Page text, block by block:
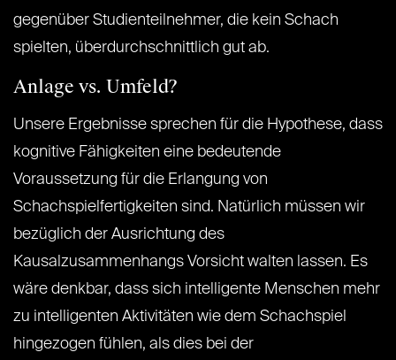
gegenüber Studienteilnehmer, die kein Schach
spielten, überdurchschnittlich gut ab.
Anlage vs. Umfeld?
Unsere Ergebnisse sprechen für die Hypothese, dass
kognitive Fähigkeiten eine bedeutende
Voraussetzung für die Erlangung von
Schachspielfertigkeiten sind. Natürlich müssen wir
bezüglich der Ausrichtung des
Kausalzusammenhangs Vorsicht walten lassen. Es
wäre denkbar, dass sich intelligente Menschen mehr
zu intelligenten Aktivitäten wie dem Schachspiel
hingezogen fühlen, als dies bei der